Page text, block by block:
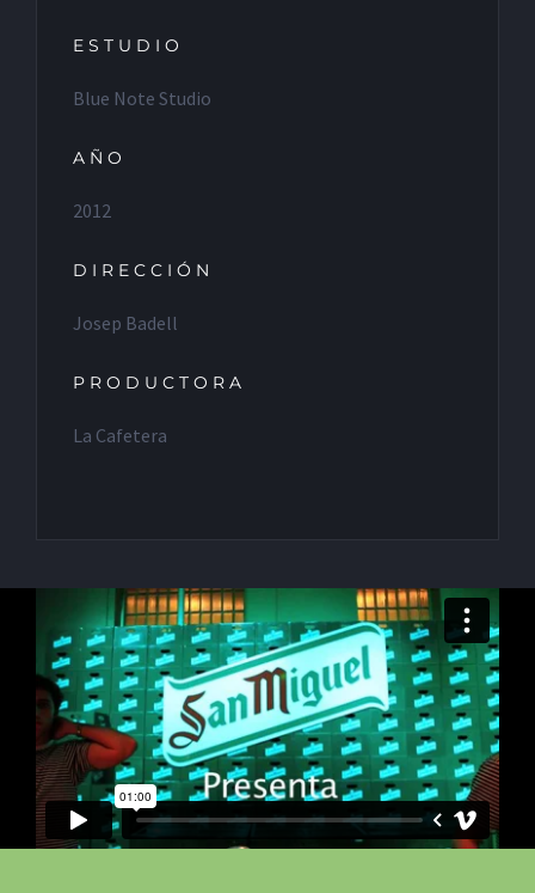
ESTUDIO
Blue Note Studio
AÑO
2012
DIRECCIÓN
Josep Badell
PRODUCTORA
La Cafetera